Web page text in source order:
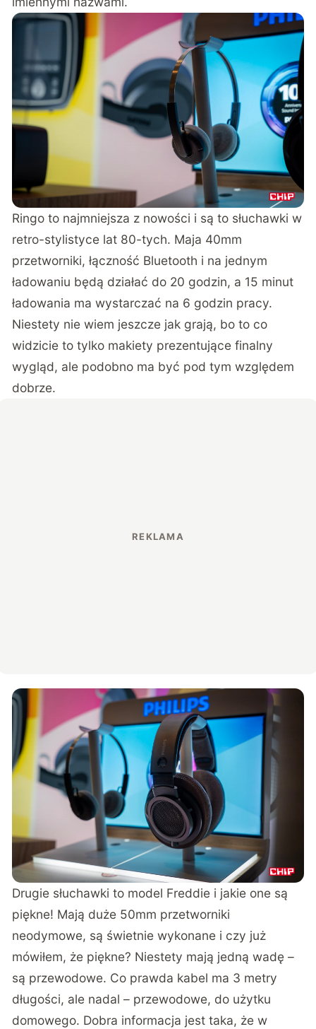
Ringo to najmniejsza z nowości i są to słuchawki w
retro-stylistyce lat 80-tych. Maja 40mm
przetworniki, łączność Bluetooth i na jednym
ładowaniu będą działać do 20 godzin, a 15 minut
ładowania ma wystarczać na 6 godzin pracy.
Niestety nie wiem jeszcze jak grają, bo to co
widzicie to tylko makiety prezentujące finalny
wygląd, ale podobno ma być pod tym względem
dobrze.
Drugie słuchawki to model Freddie i jakie one są
piękne! Mają duże 50mm przetworniki
neodymowe, są świetnie wykonane i czy już
mówiłem, że piękne? Niestety mają jedną wadę –
są przewodowe. Co prawda kabel ma 3 metry
długości, ale nadal – przewodowe, do użytku
domowego. Dobra informacja jest taka, że w